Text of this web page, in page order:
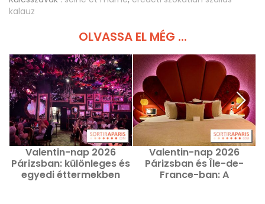
kalauz
OLVASSA EL MÉG ...
Valentin-nap 2026
Párizsban: különleges és
egyedi éttermekben
Valentin-nap 2026
Párizsban és Île-de-
France-ban: A